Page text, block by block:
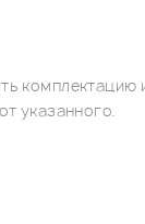
указанного.